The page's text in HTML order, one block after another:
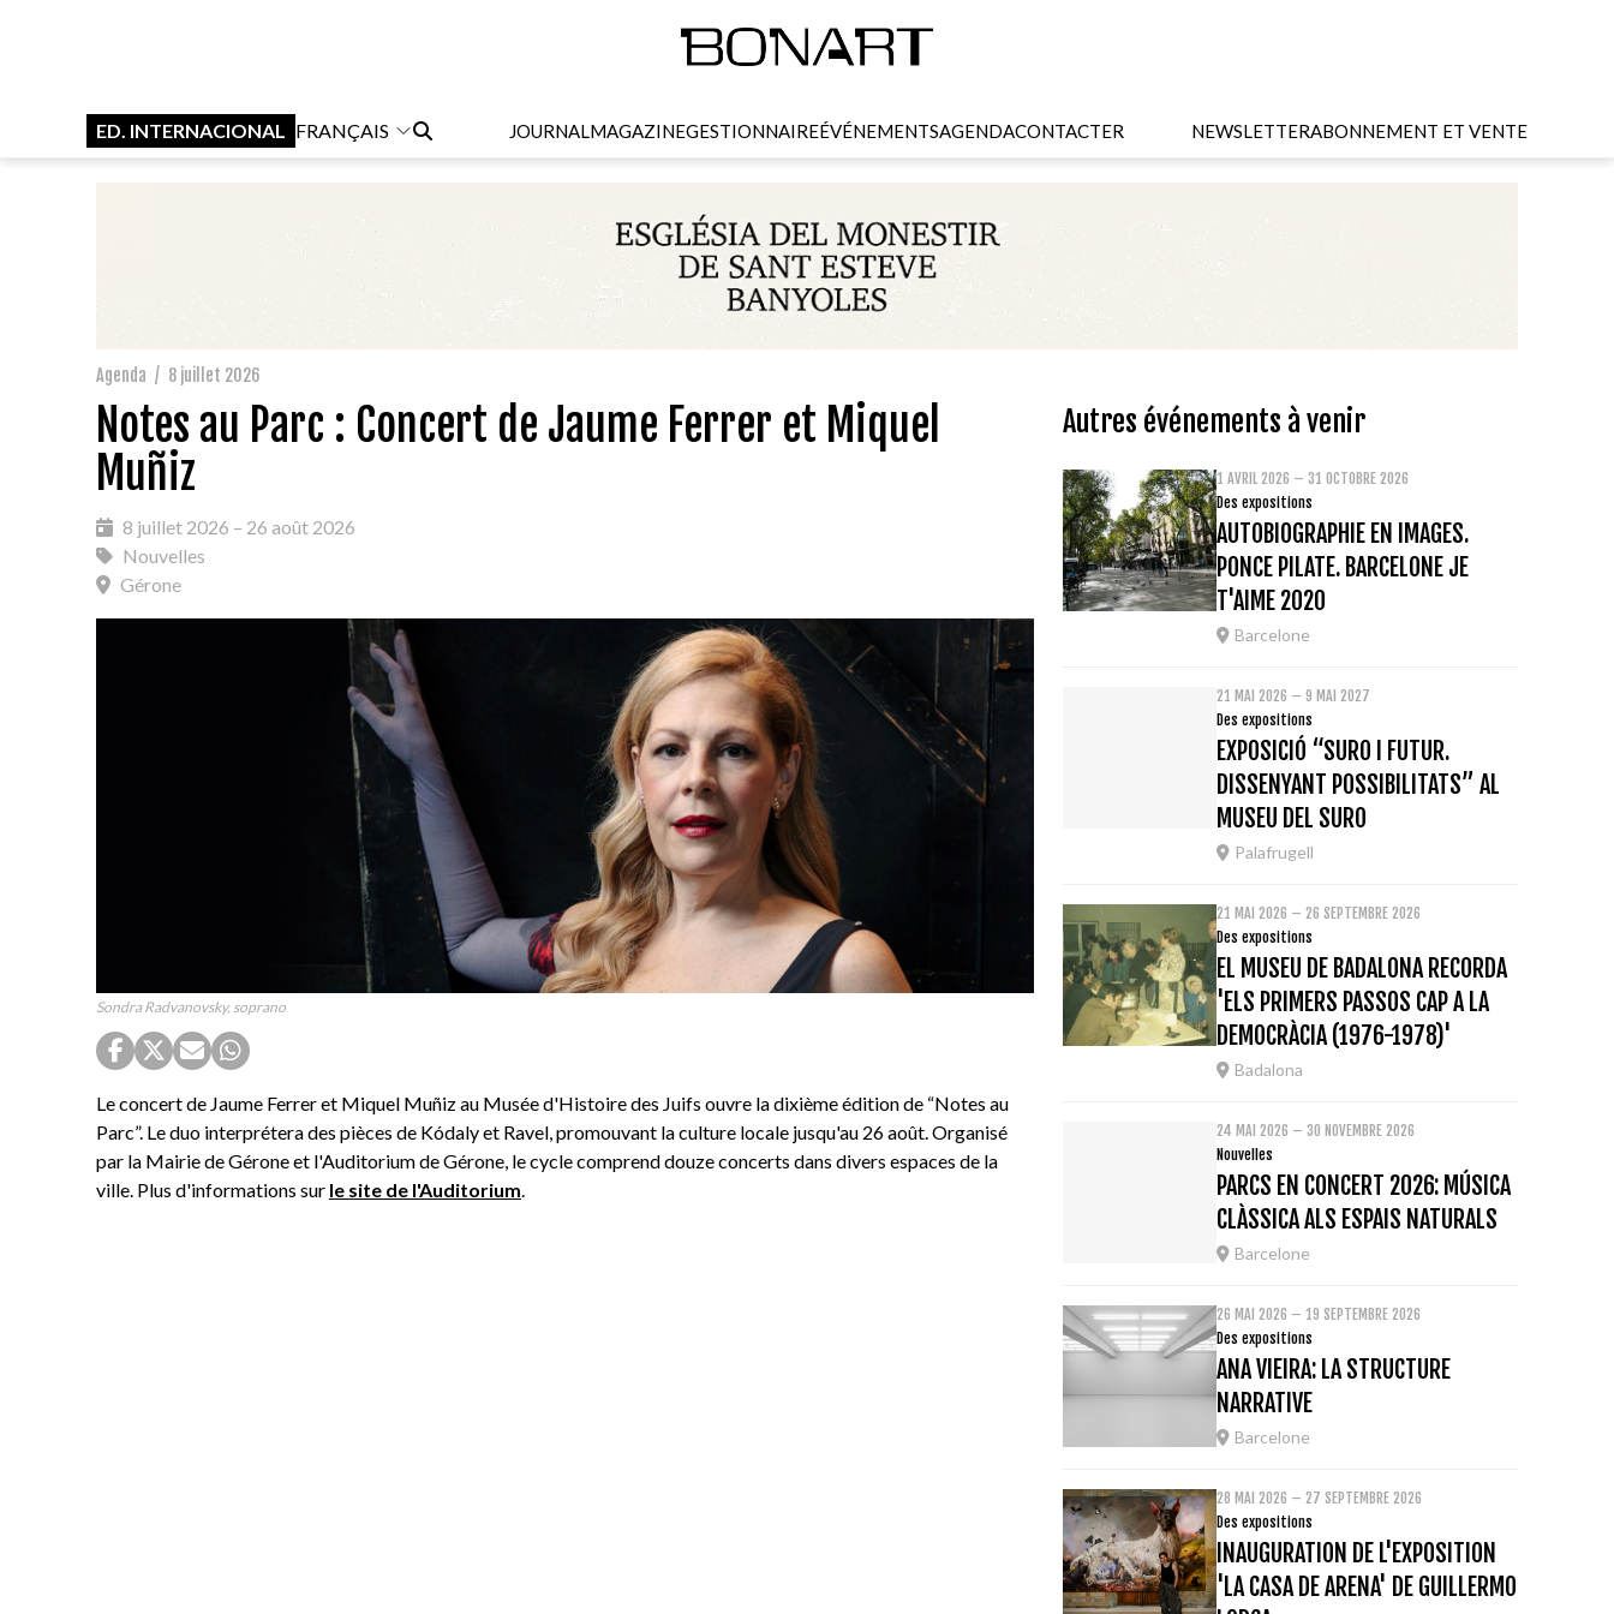
ED. INTERNACIONAL FRANÇAIS JOURNALMAGAZINEGESTIONNAIREÉVÉNEMENTSAGENDACONTACTER NEWSLETTERABONNEMENT ET VENTE
Agenda / 8 juillet 2026
Notes au Parc : Concert de Jaume Ferrer et Miquel
Muñiz
8 juillet 2026 – 26 août 2026
Nouvelles
Gérone
Sondra Radvanovsky, soprano
Le concert de Jaume Ferrer et Miquel Muñiz au Musée d'Histoire des Juifs ouvre la dixième édition de “Notes au
Parc”. Le duo interprétera des pièces de Kódaly et Ravel, promouvant la culture locale jusqu'au 26 août. Organisé
par la Mairie de Gérone et l'Auditorium de Gérone, le cycle comprend douze concerts dans divers espaces de la
ville. Plus d'informations sur le site de l'Auditorium.
Autres événements à venir
1 AVRIL 2026 – 31 OCTOBRE 2026
Des expositions
AUTOBIOGRAPHIE EN IMAGES.
PONCE PILATE. BARCELONE JE
T'AIME 2020
Barcelone
21 MAI 2026 – 9 MAI 2027
Des expositions
EXPOSICIÓ “SURO I FUTUR.
DISSENYANT POSSIBILITATS” AL
MUSEU DEL SURO
Palafrugell
21 MAI 2026 – 26 SEPTEMBRE 2026
Des expositions
EL MUSEU DE BADALONA RECORDA
'ELS PRIMERS PASSOS CAP A LA
DEMOCRÀCIA (1976-1978)'
Badalona
24 MAI 2026 – 30 NOVEMBRE 2026
Nouvelles
PARCS EN CONCERT 2026: MÚSICA
CLÀSSICA ALS ESPAIS NATURALS
Barcelone
26 MAI 2026 – 19 SEPTEMBRE 2026
Des expositions
ANA VIEIRA: LA STRUCTURE
NARRATIVE
Barcelone
28 MAI 2026 – 27 SEPTEMBRE 2026
Des expositions
INAUGURATION DE L'EXPOSITION
'LA CASA DE ARENA' DE GUILLERMO